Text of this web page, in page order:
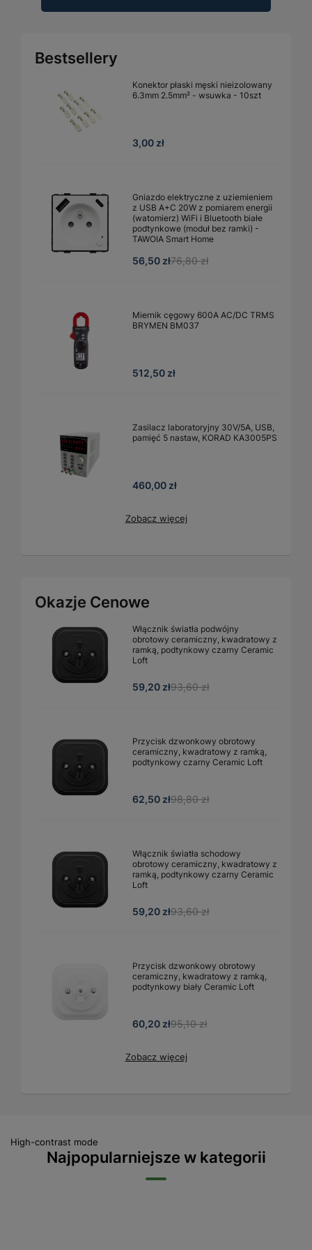
Bestsellery
Konektor płaski męski nieizolowany
6.3mm 2.5mm² - wsuwka - 10szt
3,00 zł
Gniazdo elektryczne z uziemieniem
z USB A+C 20W z pomiarem energii
(watomierz) WiFi i Bluetooth białe
podtynkowe (moduł bez ramki) -
TAWOIA Smart Home
56,50 zł76,80 zł
Miernik cęgowy 600A AC/DC TRMS
BRYMEN BM037
512,50 zł
Zasilacz laboratoryjny 30V/5A, USB,
pamięć 5 nastaw, KORAD KA3005PS
460,00 zł
Zobacz więcej
Okazje Cenowe
Włącznik światła podwójny
obrotowy ceramiczny, kwadratowy z
ramką, podtynkowy czarny Ceramic
Loft
59,20 zł93,60 zł
Przycisk dzwonkowy obrotowy
ceramiczny, kwadratowy z ramką,
podtynkowy czarny Ceramic Loft
62,50 zł98,80 zł
Włącznik światła schodowy
obrotowy ceramiczny, kwadratowy z
ramką, podtynkowy czarny Ceramic
Loft
59,20 zł93,60 zł
Przycisk dzwonkowy obrotowy
ceramiczny, kwadratowy z ramką,
podtynkowy biały Ceramic Loft
60,20 zł95,10 zł
Zobacz więcej
High-contrast mode
Najpopularniejsze w kategorii